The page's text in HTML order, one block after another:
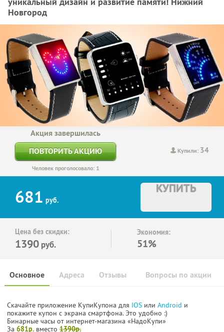
Новгород
Купили: 34
Акция завершилась
ПОВТОРИТЬ АКЦИЮ
Человек проголосовало: 1
681 руб.
КУПИТЬ
Цена без скидки:
1390 руб.
Экономия:
51%
Основное Отзывы Вопросы по акции
Адреса
Скачайте приложение КупиКупона для IOS или Android и
покажите купон с экрана смартфона. Это удобно :)
Бинарные часы от интернет-магазина «НадоКупи»
За 681р. вместо 1390р.